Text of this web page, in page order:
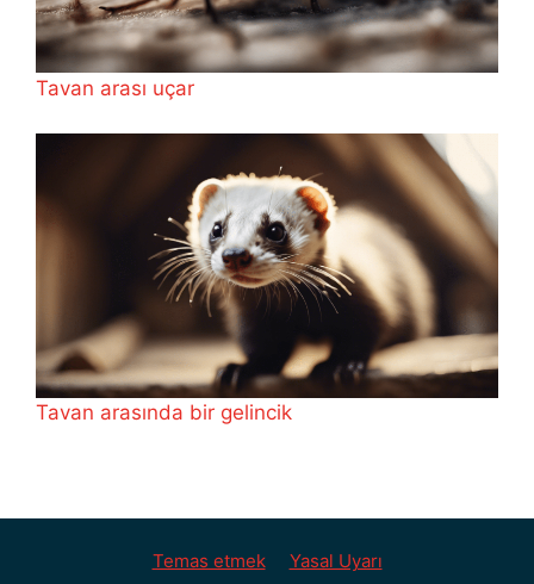
Tavan arası uçar
Tavan arasında bir gelincik
Temas etmek Yasal Uyarı